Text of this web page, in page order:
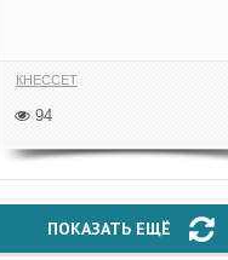
КНЕССЕТ
94
ПОКАЗАТЬ ЕЩЁ